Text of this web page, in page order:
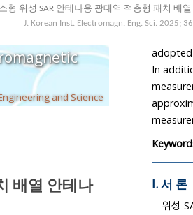
형 위성 SAR 안테나용 광대역 적층형 패치 배
J. Korean Inst. Electromagn. Eng. Sci. 2025; 36
The Korean Institute of Electromagnetic Engineering and Science
배열 안테나
adopted to enable a compact
In addition, a stacked structure was employed to achieve a broadband performance. The
I. 서 론
위성